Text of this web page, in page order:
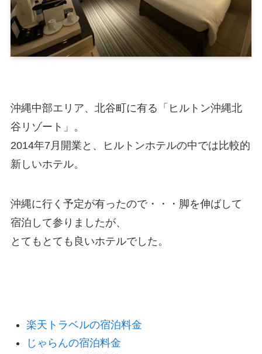
沖縄中部エリア、北谷町に有る「ヒルトン沖縄北
谷リゾート」。
2014年7月開業と、ヒルトンホテルの中では比較的
新しいホテル。
沖縄に行く予定が有ったので・・・脚を伸ばして
宿泊して参りましたが、
とてもとても良いホテルでした。
楽天トラベルの宿泊料金
じゃらんの宿泊料金